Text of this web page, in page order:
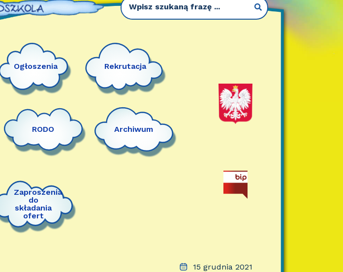
Ogłoszenia Rekrutacja
RODO Archiwum
Zaproszenia
do
składania
ofert
15 grudnia 2021